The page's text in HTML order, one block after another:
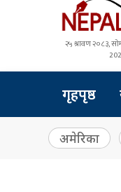
२५ श्रावण २०८३,
गृहपृष्ठ
अमेरिका